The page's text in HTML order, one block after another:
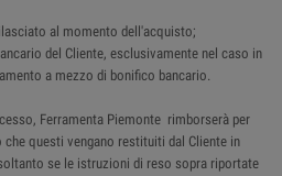
al momento dell'acquisto;
del Cliente, esclusivamente nel caso in
a mezzo di bonifico bancario.
Ferramenta Piemonte rimborserà per
questi vengano restituiti dal Cliente in
se le istruzioni di reso sopra riportate